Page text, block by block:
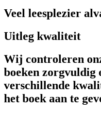
Veel leesplezier
Uitleg kwaliteit
Wij controleren
boeken zorgvuldig
verschillende
het boek aan te